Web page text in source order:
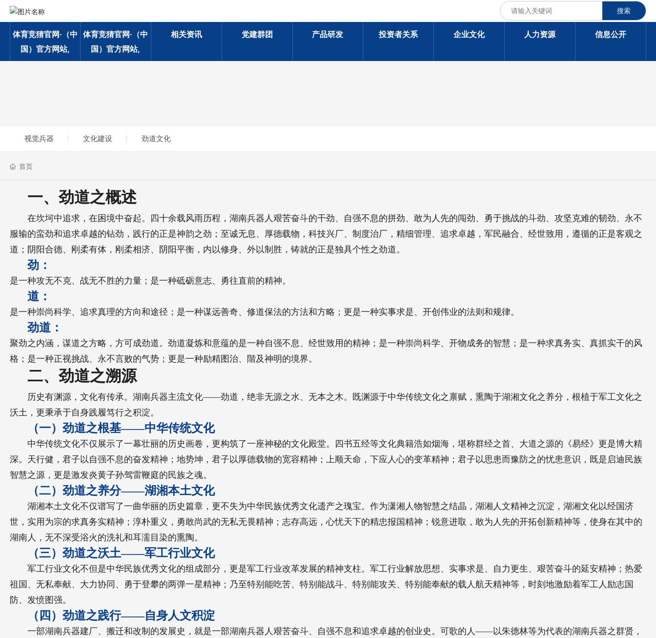
搜索
体育竞猜官网·（中
国）官方网站,
体育竞猜官网·（中
国）官方网站,
相关资讯 党建群团 产品研发 投资者关系 企业文化 人力资源 信息公开
视觉兵器 文化建设 劲道文化
首页
一、劲道之概述
在坎坷中追求，在困境中奋起。四十余载风雨历程，湖南兵器人艰苦奋斗的干劲、自强不息的拼劲、敢为人先的闯劲、勇于挑战的斗劲、攻坚克难的韧劲、永不
服输的蛮劲和追求卓越的钻劲，践行的正是神韵之劲；至诚无息、厚德载物，科技兴厂、制度治厂，精细管理、追求卓越，军民融合、经世致用，遵循的正是客观之
道；阴阳合德、刚柔有体，刚柔相济、阴阳平衡，内以修身、外以制胜，铸就的正是独具个性之劲道。
劲：
是一种攻无不克、战无不胜的力量；是一种砥砺意志、勇往直前的精神。
道：
是一种崇尚科学、追求真理的方向和途径；是一种谋远善奇、修道保法的方法和方略；更是一种实事求是、开创伟业的法则和规律。
劲道：
聚劲之内涵，谋道之方略，方可成劲道。劲道凝炼和意蕴的是一种自强不息、经世致用的精神；是一种崇尚科学、开物成务的智慧；是一种求真务实、真抓实干的风
格；是一种正视挑战、永不言败的气势；更是一种励精图治、階及神明的境界。
二、劲道之溯源
历史有渊源，文化有传承。湖南兵器主流文化——劲道，绝非无源之水、无本之木。既渊源于中华传统文化之禀赋，熏陶于湖湘文化之养分，根植于军工文化之
沃土，更秉承于自身践履笃行之积淀。
（一）劲道之根基——中华传统文化
中华传统文化不仅展示了一幕壮丽的历史画卷，更构筑了一座神秘的文化殿堂。四书五经等文化典籍浩如烟海，堪称群经之首、大道之源的《易经》更是博大精
深。天行健，君子以自强不息的奋发精神；地势坤，君子以厚德载物的宽容精神；上顺天命，下应人心的变革精神；君子以思患而豫防之的忧患意识，既是启迪民族
智慧之源，更是激发炎黄子孙驾雷鞭庭的民族之魂。
（二）劲道之养分——湖湘本土文化
湖湘本土文化不仅谱写了一曲华丽的历史篇章，更不失为中华民族优秀文化遗产之瑰宝。作为潇湘人物智慧之结晶，湖湘人文精神之沉淀，湖湘文化以经国济
世，实用为宗的求真务实精神；淳朴重义，勇敢尚武的无私无畏精神；志存高远，心忧天下的精忠报国精神；锐意进取，敢为人先的开拓创新精神等，使身在其中的
湖南人，无不深受浴火的洗礼和耳濡目染的熏陶。
（三）劲道之沃土——军工行业文化
军工行业文化不但是中华民族优秀文化的组成部分，更是军工行业改革发展的精神支柱。军工行业解放思想、实事求是、自力更生、艰苦奋斗的延安精神；热爱
祖国、无私奉献、大力协同、勇于登攀的两弹一星精神；乃至特别能吃苦、特别能战斗、特别能攻关、特别能奉献的载人航天精神等，时刻地激励着军工人励志国
防、发愤图强。
（四）劲道之践行——自身人文积淀
一部湖南兵器建厂、搬迁和改制的发展史，就是一部湖南兵器人艰苦奋斗、自强不息和追求卓越的创业史。可歌的人——以朱德林等为代表的湖南兵器之群贤，